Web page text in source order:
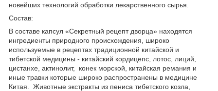
новейших технологий обработки лекарственного сырья.
Состав:
В составе капсул «Секретный рецепт дворца» находятся
ингредиенты природного происхождения, широко
используемые в рецептах традиционной китайской и
тибетской медицины - китайский кордицепс, лотос, лиций,
цистанхе, актинолит, конек морской, китайская ремания и
иные травки которые широко распространены в медицине
Китая. Животные экстракты из пениса тибетского козла,